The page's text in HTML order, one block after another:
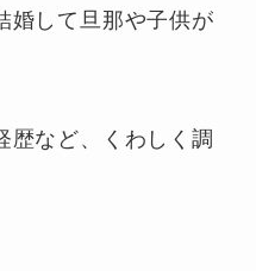
婚して旦那や子供が
歴など、くわしく調